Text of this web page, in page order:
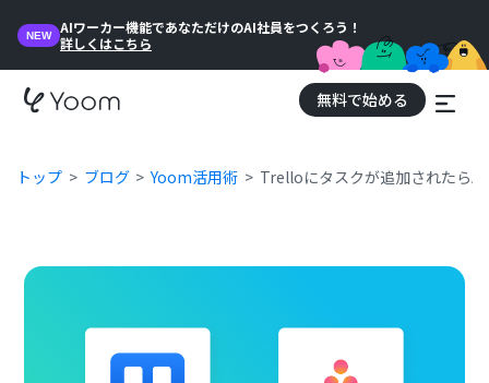
NEW
AIワーカー機能であなただけのAI社員をつくろう！
詳しくはこちら
無料で始める
トップ ブログ Yoom活用術 Trelloにタスクが追加されたら